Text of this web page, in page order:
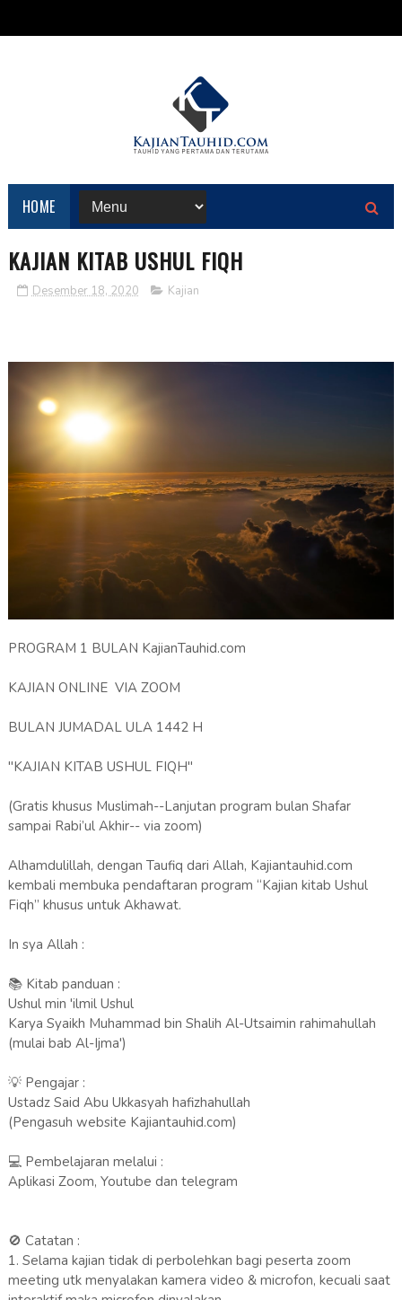
HOME
KAJIAN KITAB USHUL FIQH
Desember 18, 2020 Kajian
PROGRAM 1 BULAN KajianTauhid.com
KAJIAN ONLINE VIA ZOOM
BULAN JUMADAL ULA 1442 H
"KAJIAN KITAB USHUL FIQH"
(Gratis khusus Muslimah--Lanjutan program bulan Shafar
sampai Rabi’ul Akhir-- via zoom)
Alhamdulillah, dengan Taufiq dari Allah, Kajiantauhid.com
kembali membuka pendaftaran program “Kajian kitab Ushul
Fiqh” khusus untuk Akhawat.
In sya Allah :
📚 Kitab panduan :
Ushul min 'ilmil Ushul
Karya Syaikh Muhammad bin Shalih Al-Utsaimin rahimahullah
(mulai bab Al-Ijma')
💡 Pengajar :
Ustadz Said Abu Ukkasyah hafizhahullah
(Pengasuh website Kajiantauhid.com)
💻 Pembelajaran melalui :
Aplikasi Zoom, Youtube dan telegram
🚫 Catatan :
1. Selama kajian tidak di perbolehkan bagi peserta zoom
meeting utk menyalakan kamera video & microfon, kecuali saat